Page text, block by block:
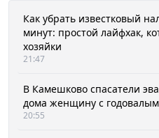
Как убрать известковый
минут: простой лайфхак,
хозяйки
21:47
В Камешково спасатели
дома женщину с
20:55